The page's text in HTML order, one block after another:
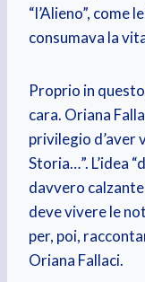
“l’Alieno”, come
consumava la
Proprio in
cara. Oriana
privilegio d’aver
Storia…”. L’idea
davvero
deve vivere le
per, poi,
Oriana Fallaci.